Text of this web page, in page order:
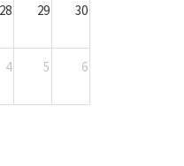
28 29 30
4 5 6